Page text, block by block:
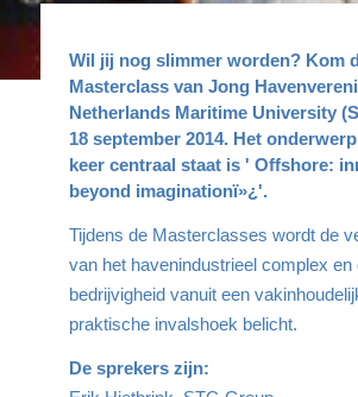
Wil jij nog slimmer worden? Kom
Masterclass van Jong
Netherlands Maritime University
18 september 2014. Het
keer centraal staat is ' Offshore:
beyond imaginationï»¿'.
Tijdens de Masterclasses wordt de
van het havenindustrieel complex en
bedrijvigheid vanuit een
praktische invalshoek belicht.
De sprekers zijn: